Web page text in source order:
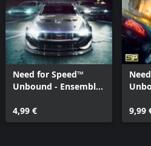
Need for Speed™
Unbound - Ensemble
Horse 2024
4,99 €
9
9,99